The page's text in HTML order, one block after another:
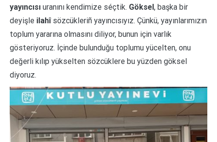
yayıncısı uranını kendimize séçtik. Göksel , başka bir
deyişle ilahîsözcükleriñ yayıncısıyız. Çünkü, yayınlarımızın
toplum yararına olmasını diliyor, bunun için varlık
gösteriyoruz. İçinde bulunduğu toplumu yücelten, onu
değerli kılıp yükselten sözcüklere bu yüzden göksel
diyoruz.